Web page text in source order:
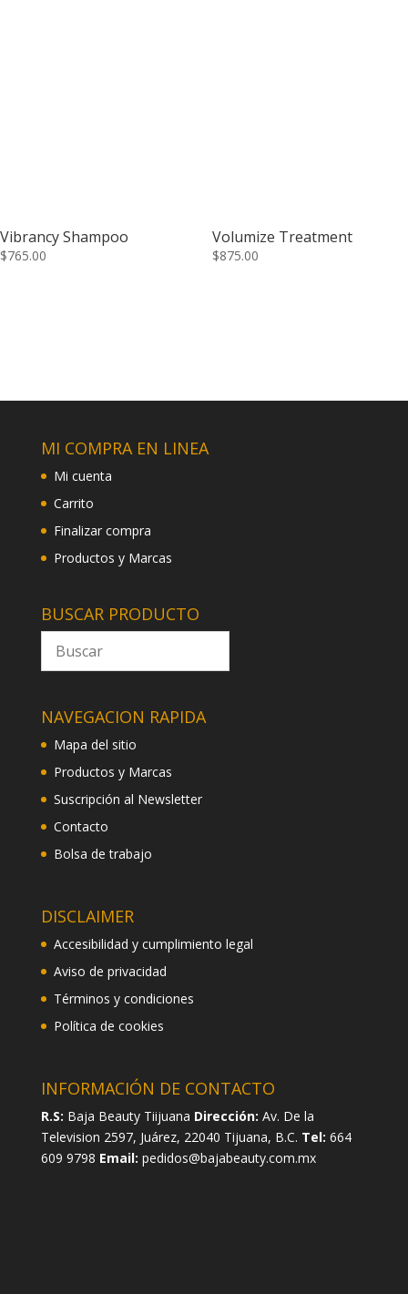
Vibrancy Shampoo
$765.00
Volumize Treatment
$875.00
MI COMPRA EN LINEA
Mi cuenta
Carrito
Finalizar compra
Productos y Marcas
BUSCAR PRODUCTO
NAVEGACION RAPIDA
Mapa del sitio
Productos y Marcas
Suscripción al Newsletter
Contacto
Bolsa de trabajo
DISCLAIMER
Accesibilidad y cumplimiento legal
Aviso de privacidad
Términos y condiciones
Política de cookies
INFORMACIÓN DE CONTACTO
R.S: Baja Beauty Tiijuana Dirección: Av. De la
Television 2597, Juárez, 22040 Tijuana, B.C. Tel: 664
609 9798 Email: pedidos@bajabeauty.com.mx